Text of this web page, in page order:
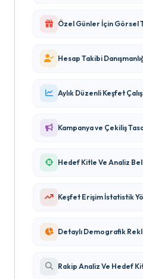
Özel Günler İçin Görsel
Hesap Takibi
Aylık Düzenli Keşfet
Kampanya ve Çekiliş
Hedef Kitle Ve Analiz
Keşfet Erişim İstatistik
Detaylı Demografik
Rakip Analiz Ve Hedef